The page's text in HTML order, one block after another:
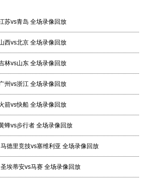
苏vs青岛 全场录像回放
西vs北京 全场录像回放
林vs山东 全场录像回放
州vs浙江 全场录像回放
箭vs快船 全场录像回放
蜂vs步行者 全场录像回放
德里竞技vs塞维利亚 全场录像回放
埃蒂安vs马赛 全场录像回放